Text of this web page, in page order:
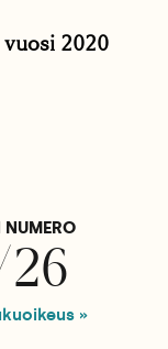
2020
NUMERO
»